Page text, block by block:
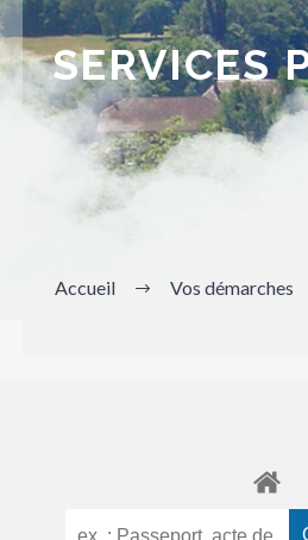
SERVICES
Accueil Vos démarches